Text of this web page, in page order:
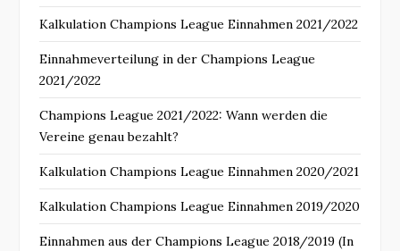
Kalkulation Champions League Einnahmen 2021/2022
Einnahmeverteilung in der Champions League
2021/2022
Champions League 2021/2022: Wann werden die
Vereine genau bezahlt?
Kalkulation Champions League Einnahmen 2020/2021
Kalkulation Champions League Einnahmen 2019/2020
Einnahmen aus der Champions League 2018/2019 (In